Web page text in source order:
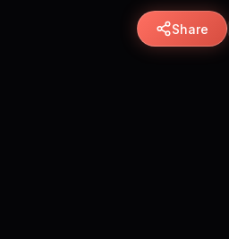
Share